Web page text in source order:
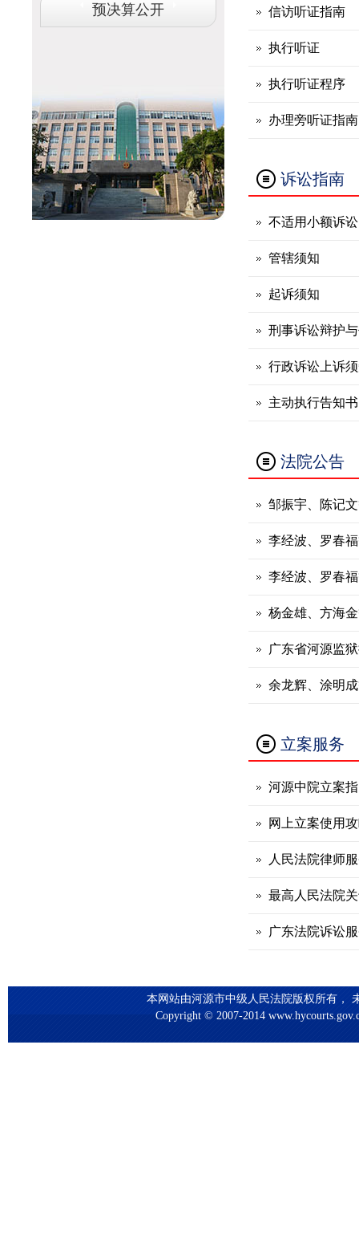
预决算公开 信访听证指南
执行听证
执行听证程序
办理旁听证指南
诉讼指南
不适用小额诉
管辖须知
起诉须知
刑事诉讼辩护
行政诉讼上诉
主动执行告知书
法院公告
邹振宇、陈记
李经波、罗春
李经波、罗春
杨金雄、方海
广东省河源监
余龙辉、涂明
立案服务
河源中院立案
网上立案使用
人民法院律师
最高人民法院
广东法院诉讼
本网站由河源市中级人民法院版权所有，
Copyright © 2007-2014